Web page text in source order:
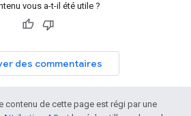
vous a-t-il été utile ?
des commentaires
contenu de cette page est régi par une